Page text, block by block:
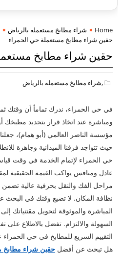
Home
شراء مطابخ مستعمله بالرياض
حقين شراء مطابخ مستعملة حي الحمراء
حقين شراء مطابخ
,شراء مطابخ مستعمله بالرياض
في حي الحمراء، ندرك تماماً أن وقتك
ومباشرة عند اتخاذ قرار بتجديد مطبخك
مؤسسة الناصر العالمي (أبو همام)،
حيث تتواجد فرقنا الميدانية وجاهزة
حي الحمراء لإتمام الخدمة في وقت
عادل ومنافس يواكب القيمة الحقيقية
مراحل الفك والنقل بحرفية عالية
نظافة المكان. لا تضيع وقتك في البحث
المباشرة والموثوقة لتحويل مقتنياتك
السهولة والالتزام. تفضل بالاطلاع على
التقييم السريع للمطابخ في حي الحمراء
هل تبحث عن أفضل حقين شراء مطابخ